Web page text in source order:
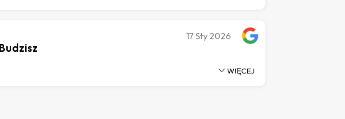
17 Sty 2026
WIĘCEJ